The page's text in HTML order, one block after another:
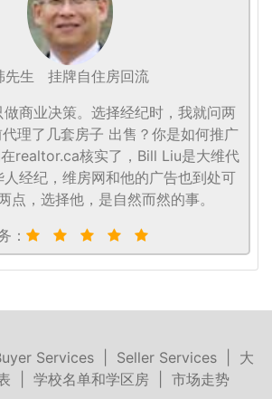
先生
挂牌自住房回流
商业决策。选择经纪时，我就问两
理了几套房子 出售？你是如何推广
realtor.ca核实了，Bill Liu是大维代
经纪，维房网和他的广告也到处可
点，选择他，是自然而然的事。
：
Services| Seller Services| 大
学校名单和学区房 市场走势